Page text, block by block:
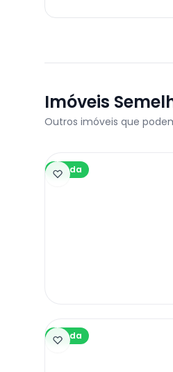
Imóveis
Outros imóveis que
Venda
Venda